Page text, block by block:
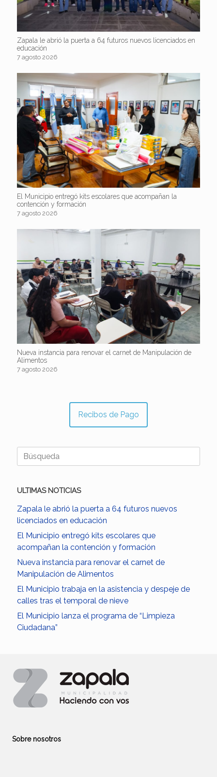
Zapala le abrió la puerta a 64 futuros nuevos licenciados en
educación
7 agosto 2026
El Municipio entregó kits escolares que acompañan la
contención y formación
7 agosto 2026
Nueva instancia para renovar el carnet de Manipulación de
Alimentos
7 agosto 2026
Recibos de Pago
Buscar:
ULTIMAS NOTICIAS
Zapala le abrió la puerta a 64 futuros nuevos
licenciados en educación
El Municipio entregó kits escolares que
acompañan la contención y formación
Nueva instancia para renovar el carnet de
Manipulación de Alimentos
El Municipio trabaja en la asistencia y despeje de
calles tras el temporal de nieve
El Municipio lanza el programa de “Limpieza
Ciudadana”
Sobre nosotros